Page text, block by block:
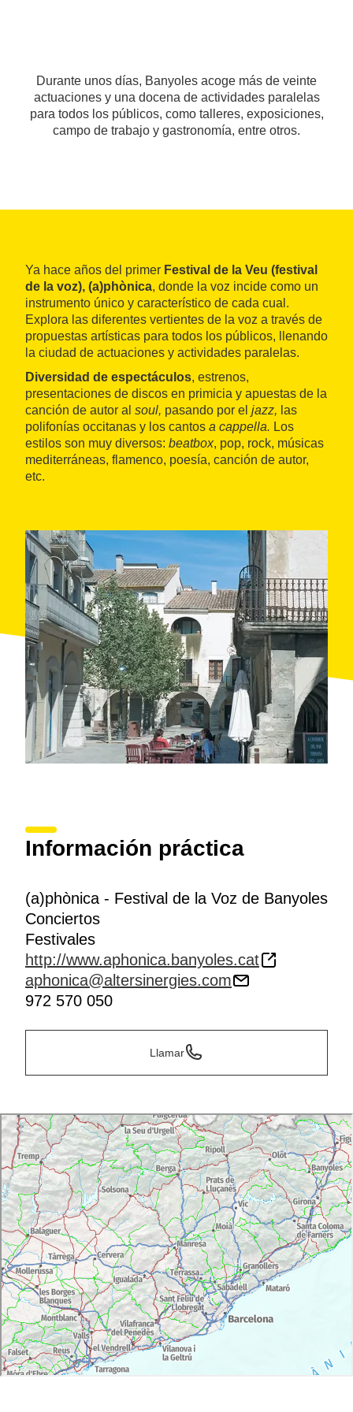
Durante unos días, Banyoles acoge más de veinte
actuaciones y una docena de actividades paralelas
para todos los públicos, como talleres, exposiciones,
campo de trabajo y gastronomía, entre otros.
Ya hace años del primer Festival de la Veu (festival
de la voz), (a)phònica, donde la voz incide como un
instrumento único y característico de cada cual.
Explora las diferentes vertientes de la voz a través de
propuestas artísticas para todos los públicos, llenando
la ciudad de actuaciones y actividades paralelas.
Diversidad de espectáculos, estrenos,
presentaciones de discos en primicia y apuestas de la
canción de autor al soul, pasando por el jazz, las
polifonías occitanas y los cantos a cappella. Los
estilos son muy diversos: beatbox, pop, rock, músicas
mediterráneas, flamenco, poesía, canción de autor,
etc.
Información práctica
(a)phònica - Festival de la Voz de Banyoles
Conciertos
Festivales
http://www.aphonica.banyoles.cat
aphonica@altersinergies.com
972 570 050
Llamar